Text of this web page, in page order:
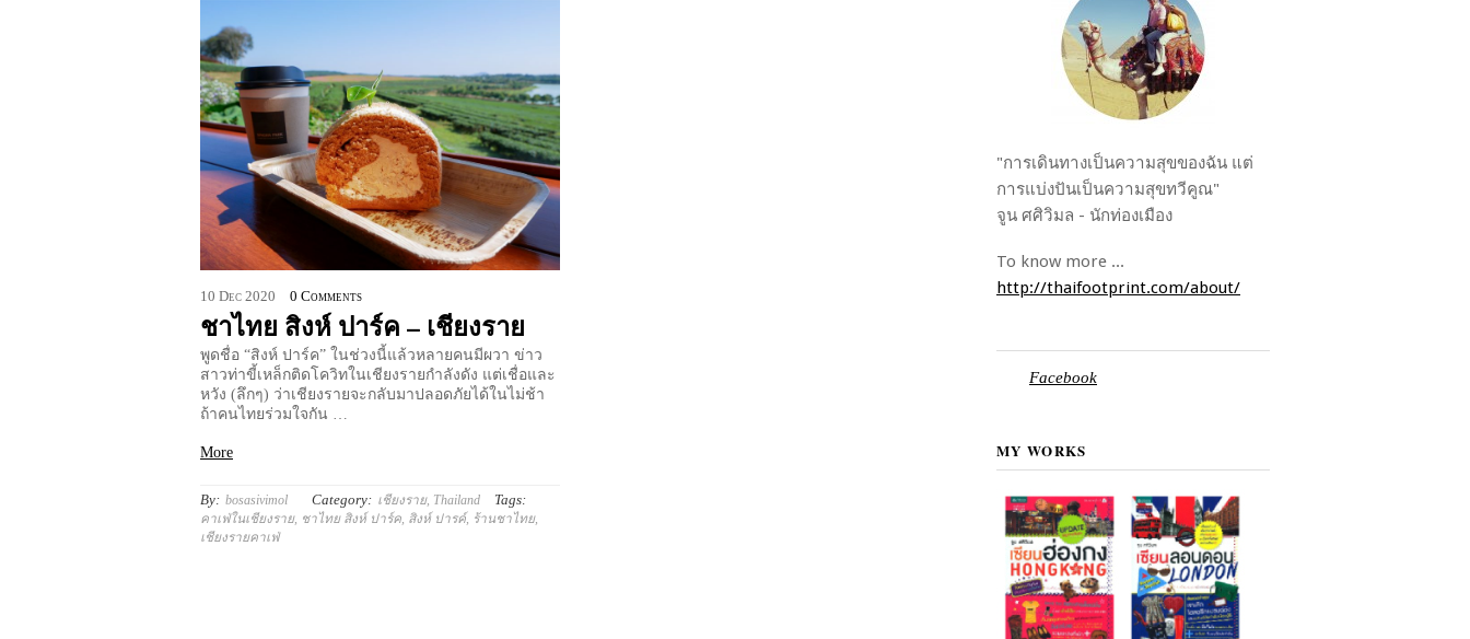
10 Dec 2020 0 Comments
ชาไทย สิงห์ ปาร์ค – เชียงราย
พูดชื่อ “สิงห์ ปาร์ค” ในช่วงนี้แล้วหลายคนมีผวา ข่าว
สาวท่าขี้เหล็กติดโควิทในเชียงรายกำลังดัง แต่เชื่อและ
หวัง (ลึกๆ) ว่าเชียงรายจะกลับมาปลอดภัยได้ในไม่ช้า
ถ้าคนไทยร่วมใจกัน …
More
By: bosasivimol Category: เชียงราย, Thailand Tags:
คาเฟ่ในเชียงราย, ชาไทย สิงห์ ปาร์ค สิงห์ ปารค์, ร้านชาไทย,
เชียงรายคาเฟ่
"การเดินทางเป็นความสุขของฉัน แต่
การแบ่งปันเป็นความสุขทวีคูณ"
จูน ศศิวิมล - นักท่องเมือง
To know more ...
http://thaifootprint.com/about/
Facebook
MY WORKS